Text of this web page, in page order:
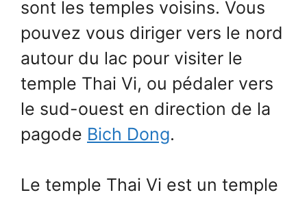
sont les temples voisins. Vous
pouvez vous diriger vers le nord
autour du lac pour visiter le
temple Thai Vi, ou pédaler vers
le sud-ouest en direction de la
pagode Bich Dong.
Le temple Thai Vi est un temple